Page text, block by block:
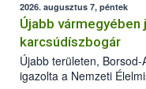
2026. augusztus 7, péntek
Újabb
karcsúdíszbogár
Újabb területen,
igazolta a Nemzeti